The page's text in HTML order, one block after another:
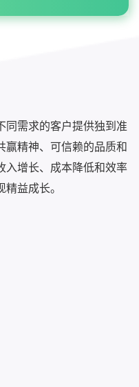
同需求的客户提供独到准
赢精神、可信赖的品质和
入增长、成本降低和效率
益成长。